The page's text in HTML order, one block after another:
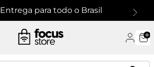
Entrega para todo o Brasil